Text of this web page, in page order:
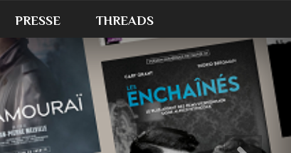
PRESSE THREADS